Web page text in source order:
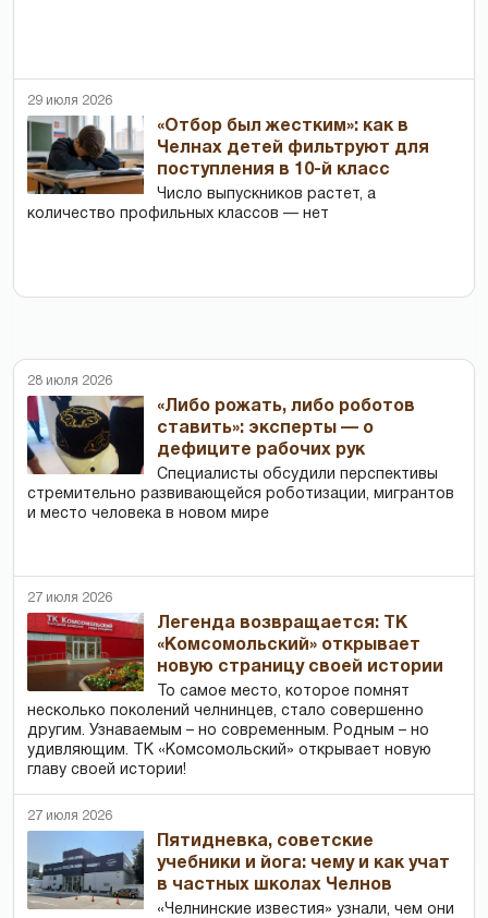
29 июля 2026
«Отбор был жестким»: как в
Челнах детей фильтруют для
поступления в 10-й класс
Число выпускников растет, а
количество профильных классов — нет
28 июля 2026
«Либо рожать, либо роботов
ставить»: эксперты — о
дефиците рабочих рук
Специалисты обсудили перспективы
стремительно развивающейся роботизации, мигрантов
и место человека в новом мире
27 июля 2026
Легенда возвращается: ТК
«Комсомольский» открывает
новую страницу своей истории
То самое место, которое помнят
несколько поколений челнинцев, стало совершенно
другим. Узнаваемым – но современным. Родным – но
удивляющим. ТК «Комсомольский» открывает новую
главу своей истории!
27 июля 2026
Пятидневка, советские
учебники и йога: чему и как учат
в частных школах Челнов
«Челнинские известия» узнали, чем они